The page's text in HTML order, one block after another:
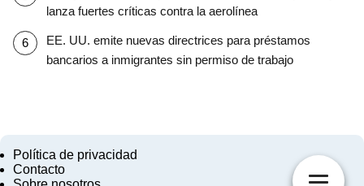
lanza fuertes críticas contra la aerolínea
EE. UU. emite nuevas directrices para préstamos
bancarios a inmigrantes sin permiso de trabajo
Política de privacidad
Contacto